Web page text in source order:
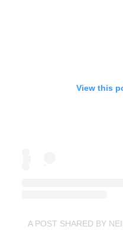
View this
A POST SHARED BY